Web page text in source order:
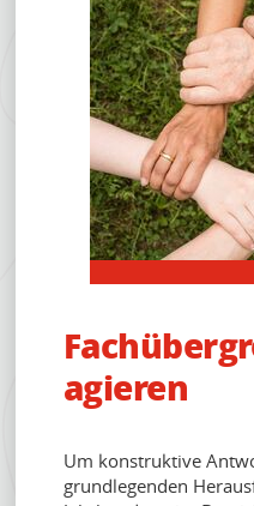
KONTAKT
agieren
Um konstruktive
grundlegenden